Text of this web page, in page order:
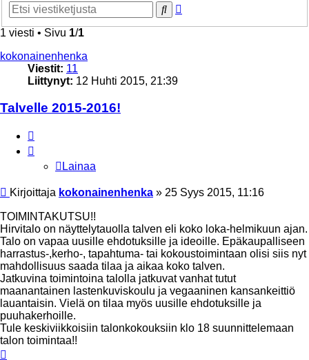
Etsi
1 viesti • Sivu 1/1
kokonainenhenka
Viestit: 11
Liittynyt: 12 Huhti 2015, 21:39
Talvelle 2015-2016!
Lainaa
Viesti
Kirjoittaja kokonainenhenka » 25 Syys 2015, 11:16
TOIMINTAKUTSU!!
Hirvitalo on näyttelytauolla talven eli koko loka-helmikuun ajan.
Talo on vapaa uusille ehdotuksille ja ideoille. Epäkaupalliseen
harrastus-,kerho-, tapahtuma- tai kokoustoimintaan olisi siis nyt
mahdollisuus saada tilaa ja aikaa koko talven.
Jatkuvina toimintoina talolla jatkuvat vanhat tutut
maanantainen lastenkuviskoulu ja vegaaninen kansankeittiö
lauantaisin. Vielä on tilaa myös uusille ehdotuksille ja
puuhakerhoille.
Tule keskiviikkoisiin talonkokouksiin klo 18 suunnittelemaan
talon toimintaa!!